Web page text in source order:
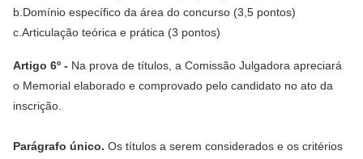
b.Domínio específico da área do concurso (3,5 pontos)
c.Articulação teórica e prática (3 pontos)
Artigo 6º - Na prova de títulos, a Comissão Julgadora apreciará
o Memorial elaborado e comprovado pelo candidato no ato da
inscrição.
Parágrafo único. Os títulos a serem considerados e os critérios